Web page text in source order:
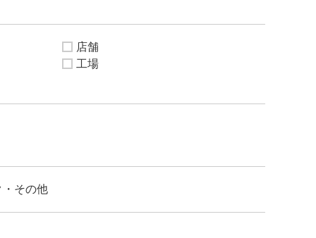
店舗
工場
・その他